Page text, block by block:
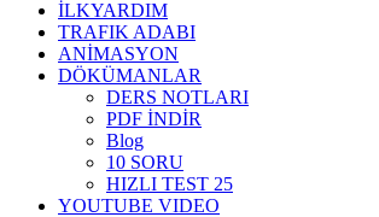
İLKYARDIM
TRAFIK ADABI
ANİMASYON
DÖKÜMANLAR
DERS NOTLARI
PDF İNDİR
Blog
10 SORU
HIZLI TEST 25
YOUTUBE VIDEO